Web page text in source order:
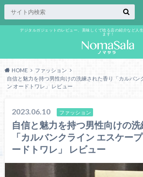
デジタルガジェットのレビュー、美味しくて唸る店の紹介など人
ます！
HOME
ファッション
自信と魅力を持つ男性向けの洗練された香り「カルバン
ン オードトワレ」 レビュー
2023.06.10 ファッション
自信と魅力を持つ男性向けの洗
「カルバンクライン エスケー
ードトワレ」 レビュー